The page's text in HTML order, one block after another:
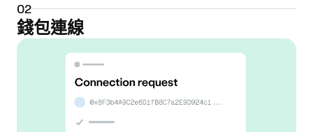
02
錢包連線